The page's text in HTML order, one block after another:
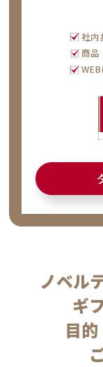
社内
商品
ノベル
ギ
目